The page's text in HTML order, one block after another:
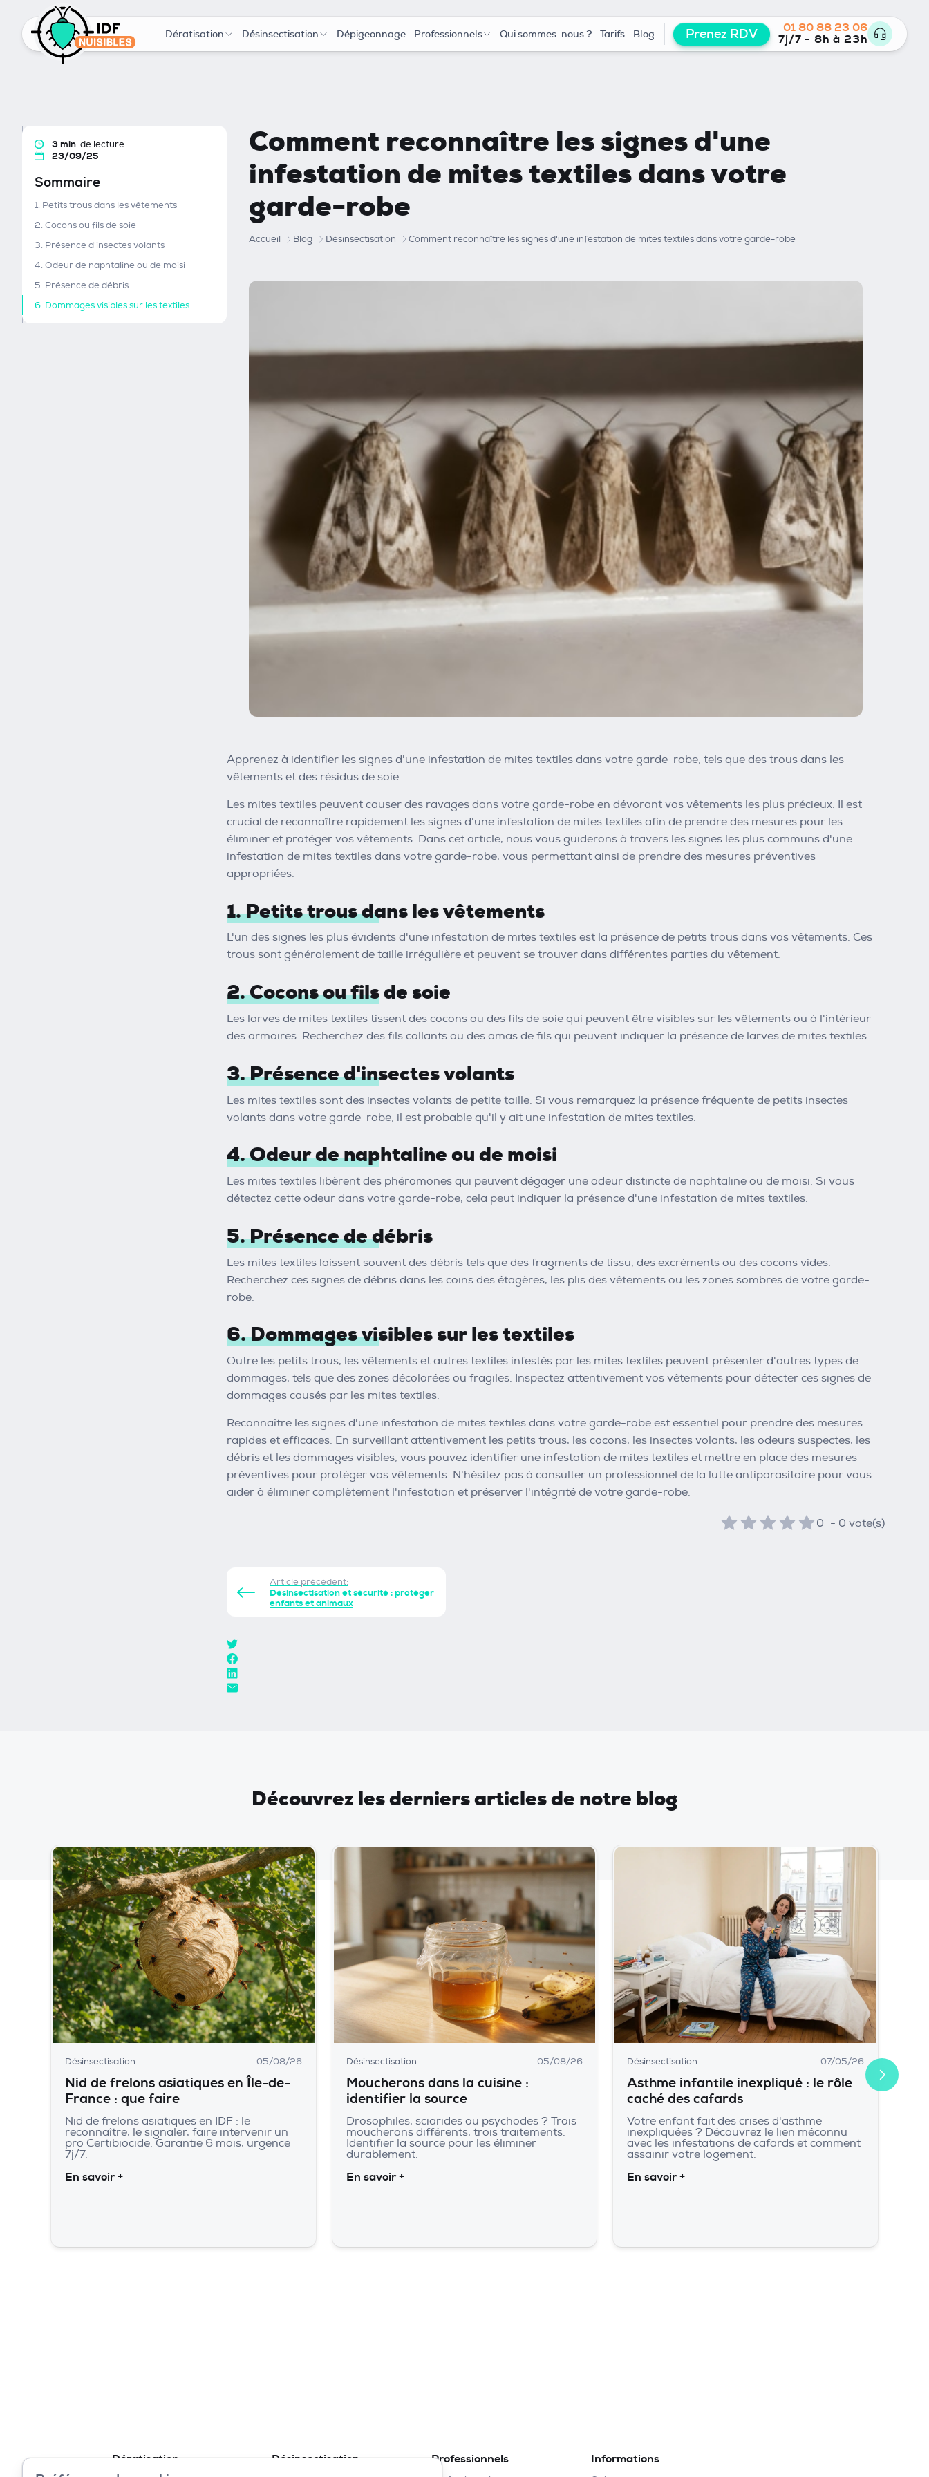
Dératisation Désinsectisation Dépigeonnage Professionnels Qui sommes-nous ? Tarifs Blog Prenez RDV
01 80 88 23 06
7j/7 - 8h à 23h
3 min de lecture
23/09/25
Sommaire
1. Petits trous dans les vêtements
2. Cocons ou fils de soie
3. Présence d'insectes volants
4. Odeur de naphtaline ou de moisi
5. Présence de débris
6. Dommages visibles sur les textiles
Comment reconnaître les signes d'une
infestation de mites textiles dans votre
garde-robe
Accueil Blog Désinsectisation Comment reconnaître les signes d'une infestation de mites textiles dans votre garde-robe
Apprenez à identifier les signes d'une infestation de mites textiles dans votre garde-robe, tels que des trous dans les
vêtements et des résidus de soie.
Les mites textiles peuvent causer des ravages dans votre garde-robe en dévorant vos vêtements les plus précieux. Il est
crucial de reconnaître rapidement les signes d'une infestation de mites textiles afin de prendre des mesures pour les
éliminer et protéger vos vêtements. Dans cet article, nous vous guiderons à travers les signes les plus communs d'une
infestation de mites textiles dans votre garde-robe, vous permettant ainsi de prendre des mesures préventives
appropriées.
1. Petits trous dans les vêtements
L'un des signes les plus évidents d'une infestation de mites textiles est la présence de petits trous dans vos vêtements. Ces
trous sont généralement de taille irrégulière et peuvent se trouver dans différentes parties du vêtement.
2. Cocons ou fils de soie
Les larves de mites textiles tissent des cocons ou des fils de soie qui peuvent être visibles sur les vêtements ou à l'intérieur
des armoires. Recherchez des fils collants ou des amas de fils qui peuvent indiquer la présence de larves de mites textiles.
3. Présence d'insectes volants
Les mites textiles sont des insectes volants de petite taille. Si vous remarquez la présence fréquente de petits insectes
volants dans votre garde-robe, il est probable qu'il y ait une infestation de mites textiles.
4. Odeur de naphtaline ou de moisi
Les mites textiles libèrent des phéromones qui peuvent dégager une odeur distincte de naphtaline ou de moisi. Si vous
détectez cette odeur dans votre garde-robe, cela peut indiquer la présence d'une infestation de mites textiles.
5. Présence de débris
Les mites textiles laissent souvent des débris tels que des fragments de tissu, des excréments ou des cocons vides.
Recherchez ces signes de débris dans les coins des étagères, les plis des vêtements ou les zones sombres de votre garde-
robe.
6. Dommages visibles sur les textiles
Outre les petits trous, les vêtements et autres textiles infestés par les mites textiles peuvent présenter d'autres types de
dommages, tels que des zones décolorées ou fragiles. Inspectez attentivement vos vêtements pour détecter ces signes de
dommages causés par les mites textiles.
Reconnaître les signes d'une infestation de mites textiles dans votre garde-robe est essentiel pour prendre des mesures
rapides et efficaces. En surveillant attentivement les petits trous, les cocons, les insectes volants, les odeurs suspectes, les
débris et les dommages visibles, vous pouvez identifier une infestation de mites textiles et mettre en place des mesures
préventives pour protéger vos vêtements. N'hésitez pas à consulter un professionnel de la lutte antiparasitaire pour vous
aider à éliminer complètement l'infestation et préserver l'intégrité de votre garde-robe.
0 - 0 vote(s)
Article précédent:
Désinsectisation et sécurité : protéger
enfants et animaux
Découvrez les derniers articles de notre blog
Désinsectisation 05/08/26
Nid de frelons asiatiques en Île-de-
France : que faire
Nid de frelons asiatiques en IDF : le
reconnaître, le signaler, faire intervenir un
pro Certibiocide. Garantie 6 mois, urgence
7j/7.
En savoir +
Désinsectisation 05/08/26
Moucherons dans la cuisine :
identifier la source
Drosophiles, sciarides ou psychodes ? Trois
moucherons différents, trois traitements.
Identifier la source pour les éliminer
durablement.
En savoir +
Désinsectisation 07/05/26
Asthme infantile inexpliqué : le rôle
caché des cafards
Votre enfant fait des crises d'asthme
inexpliquées ? Découvrez le lien méconnu
avec les infestations de cafards et comment
assainir votre logement.
En savoir +
Dératisation Désinsectisation Professionnels Informations